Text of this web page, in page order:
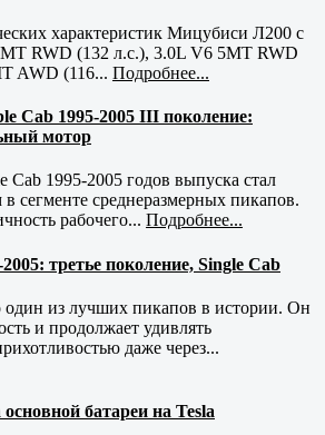
характеристик Мицубиси Л200 с
RWD (132 л.с.), 3.0L V6 5MT RWD
AWD (116... Подробнее...
Cab 1995-2005 III поколение:
мотор
Cab 1995-2005 годов выпуска стал
сегменте среднеразмерных пикапов.
рабочего... Подробнее...
третье поколение, Single Cab
из лучших пикапов в истории. Он
и продолжает удивлять
даже через...
батареи на Tesla